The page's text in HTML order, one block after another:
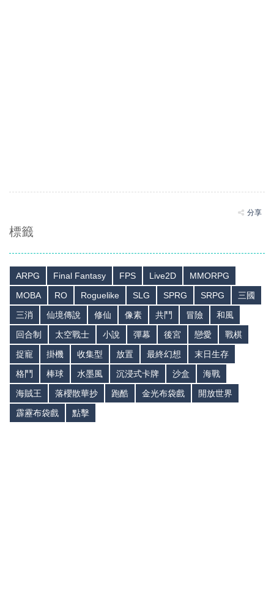
分享
標籤
ARPG Final Fantasy FPS Live2D
MMORPG
MOBA
RO Roguelike SLG SPRG SRPG
三國
三消
仙境傳說 修仙 像素 共鬥 冒險
和風
回合制
太空戰士 小說 彈幕 後宮 戀愛
戰棋
捉寵
掛機 收集型 放置 最終幻想
末日生存
格鬥
棒球 水墨風 沉浸式卡牌 沙盒
海戰
海賊王
落櫻散華抄 跑酷 金光布袋戲
開放世界
霹靂布袋戲
點擊